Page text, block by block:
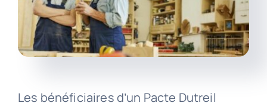
Les bénéficiaires d’un Pacte Dutreil